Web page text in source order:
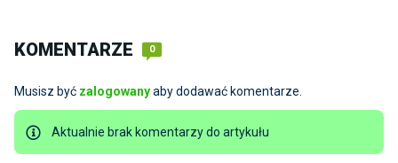
KOMENTARZE 0
Musisz być zalogowanyaby dodawać komentarze.
Aktualnie brak komentarzy do artykułu